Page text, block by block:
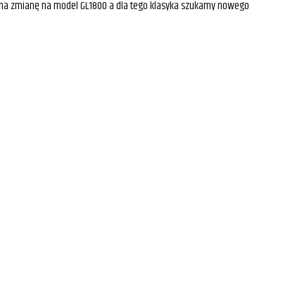
zmianę na model GL1800 a dla tego klasyka szukamy nowego